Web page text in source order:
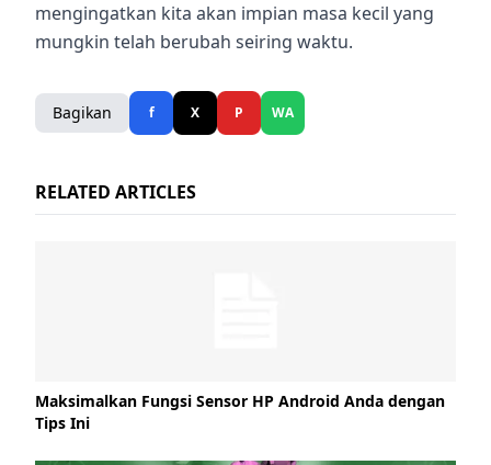
mengingatkan kita akan impian masa kecil yang
mungkin telah berubah seiring waktu.
Bagikan f X P WA
RELATED ARTICLES
Maksimalkan Fungsi Sensor HP Android Anda dengan
Tips Ini